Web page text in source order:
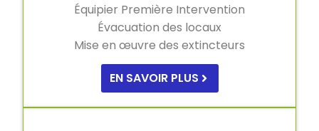
Équipier Première Intervention
Évacuation des locaux
Mise en œuvre des extincteurs
EN SAVOIR PLUS